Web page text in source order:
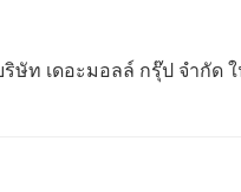
ษัท เดอะมอลล์ กรุ๊ป จำกัด